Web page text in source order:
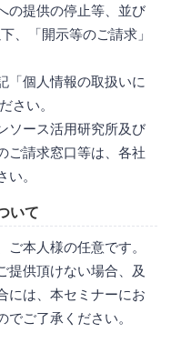
の提供の停止等、並び
、「開示等のご請求」
「個人情報の取扱いに
さい。
ソース活用研究所及び
ご請求窓口等は、各社
。
いて
本人様の任意です。
提供頂けない場合、及
には、本セミナーにお
ご了承ください。